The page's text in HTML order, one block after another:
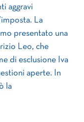
aggravi
La
presentato una
Leo, che
di esclusione Iva
aperte. In
la